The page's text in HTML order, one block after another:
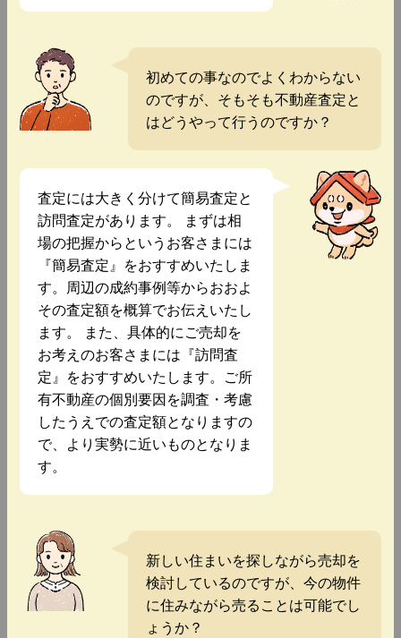
初めての事なのでよくわからない
のですが、そもそも不動産査定と
はどうやって行うのですか？
査定には大きく分けて簡易査定と
訪問査定があります。 まずは相
場の把握からというお客さまには
『簡易査定』をおすすめいたしま
す。周辺の成約事例等からおおよ
その査定額を概算でお伝えいたし
ます。 また、具体的にご売却を
お考えのお客さまには『訪問査
定』をおすすめいたします。ご所
有不動産の個別要因を調査・考慮
したうえでの査定額となりますの
で、より実勢に近いものとなりま
す。
新しい住まいを探しながら売却を
検討しているのですが、今の物件
に住みながら売ることは可能でし
ょうか？